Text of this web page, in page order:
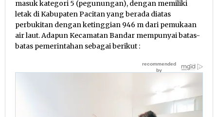
oleh
Pacitanku
masuk kategori 5 (pegunungan), dengan memiliki
letak di Kabupaten Pacitan yang berada diatas
perbukitan dengan ketinggian 946 m dari pemukaan
air laut. Adapun Kecamatan Bandar mempunyai batas-
batas pemerintahan sebagai berikut :